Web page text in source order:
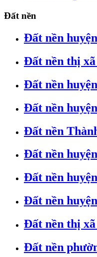
Đất nền
Đất nền
Đất nền thị
Đất nền
Đất nền
Đất nền
Đất nền
Đất nền
Đất nền
Đất nền thị
Đất nền